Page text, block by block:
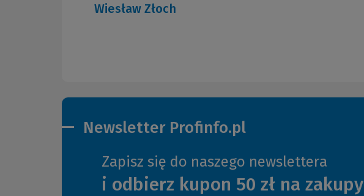
Wiesław Złoch
Newsletter Profinfo.pl
Zapisz się do naszego newslettera
i odbierz kupon 50 zł na zakupy